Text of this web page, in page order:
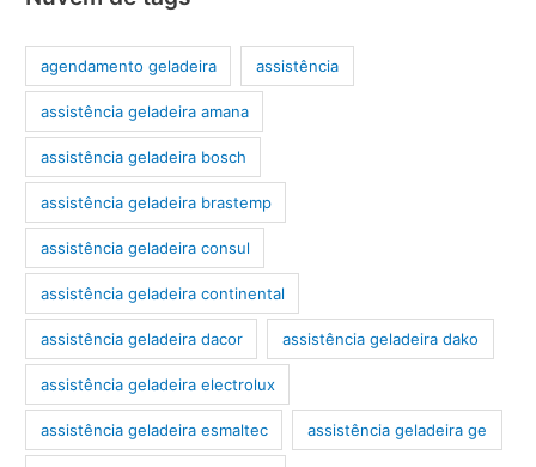
agendamento geladeira assistência
assistência geladeira amana
assistência geladeira bosch
assistência geladeira brastemp
assistência geladeira consul
assistência geladeira continental
assistência geladeira dacor assistência geladeira dako
assistência geladeira electrolux
assistência geladeira esmaltec assistência geladeira ge